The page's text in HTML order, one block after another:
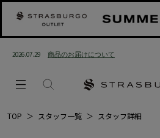
2026.07.29 商品のお届けについて
TOP ＞ スタッフ一覧 ＞ スタッフ詳細